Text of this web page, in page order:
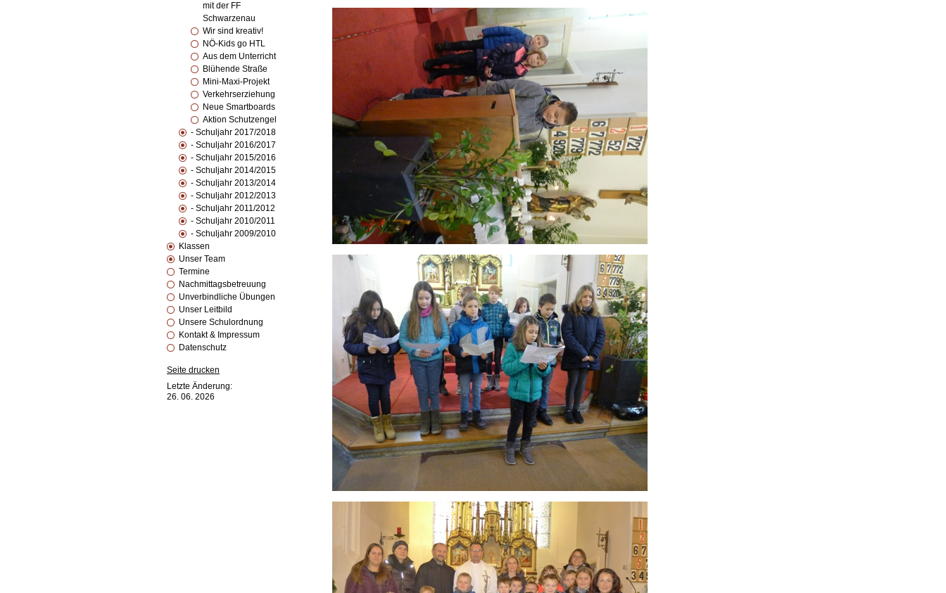
mit der FF
Schwarzenau
Wir sind kreativ!
NÖ-Kids go HTL
Aus dem Unterricht
Blühende Straße
Mini-Maxi-Projekt
Verkehrserziehung
Neue Smartboards
Aktion Schutzengel
- Schuljahr 2017/2018
- Schuljahr 2016/2017
- Schuljahr 2015/2016
- Schuljahr 2014/2015
- Schuljahr 2013/2014
- Schuljahr 2012/2013
- Schuljahr 2011/2012
- Schuljahr 2010/2011
- Schuljahr 2009/2010
Klassen
Unser Team
Termine
Nachmittagsbetreuung
Unverbindliche Übungen
Unser Leitbild
Unsere Schulordnung
Kontakt & Impressum
Datenschutz
Seite drucken
Letzte Änderung:
26. 06. 2026